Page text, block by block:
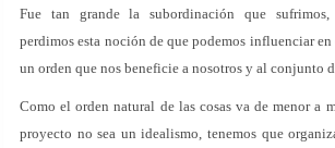
Fue tan grande la subordinación que sufrimos,
perdimos esta noción de que podemos influenciar en
un orden que nos beneficie a nosotros y al conjunto
Como el orden natural de las cosas va de menor a
proyecto no sea un idealismo, tenemos que